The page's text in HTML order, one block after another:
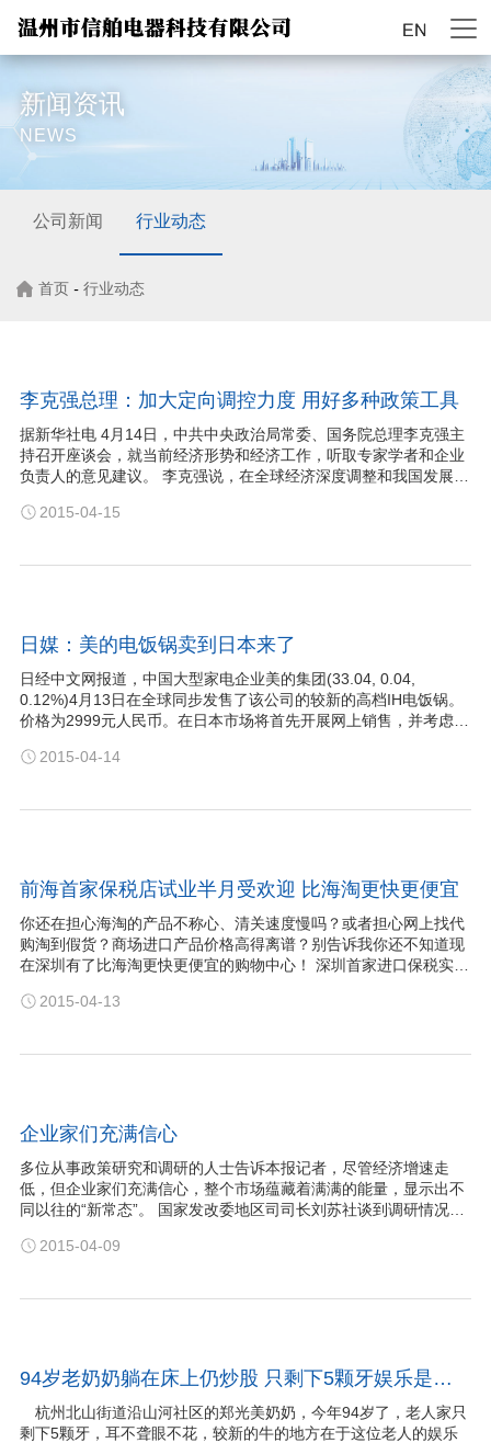
新闻资讯
NEWS
公司新闻 行业动态
首页 - 行业动态
李克强总理：加大定向调控力度 用好多种政策工具
据新华社电 4月14日，中共中央政治局常委、国务院总理李克强主
持召开座谈会，就当前经济形势和经济工作，听取专家学者和企业
负责人的意见建议。 李克强说，在全球经济深度调整和我国发展进
合理区间，就业基本稳定，收入同步增长，能耗强度下降。同时，
2015-04-15
日媒：美的电饭锅卖到日本来了
日经中文网报道，中国大型家电企业美的集团(33.04, 0.04,
0.12%)4月13日在全球同步发售了该公司的较新的高档IH电饭锅。
价格为2999元人民币。在日本市场将首先开展网上销售，并考虑通
10万台。 据称，这款新产品采用包括钛在内的8层材料来确保良好
2015-04-14
前海首家保税店试业半月受欢迎 比海淘更快更便宜
你还在担心海淘的产品不称心、清关速度慢吗？或者担心网上找代
购淘到假货？商场进口产品价格高得离谱？别告诉我你还不知道现
在深圳有了比海淘更快更便宜的购物中心！ 深圳首家进口保税实体
昨日虽是雨天，依然有不少市民来到位于前海万科企业公馆内的腾
2015-04-13
企业家们充满信心
多位从事政策研究和调研的人士告诉本报记者，尽管经济增速走
低，但企业家们充满信心，整个市场蕴藏着满满的能量，显示出不
同以往的“新常态”。 国家发改委地区司司长刘苏社谈到调研情况时
水平普遍出现不同程度下降，但与2008年生产经营状况“陡坡式”下
2015-04-09
94岁老奶奶躺在床上仍炒股 只剩下5颗牙娱乐是炒股
杭州北山街道沿山河社区的郑光美奶奶，今年94岁了，老人家只
剩下5颗牙，耳不聋眼不花，较新的牛的地方在于这位老人的娱乐